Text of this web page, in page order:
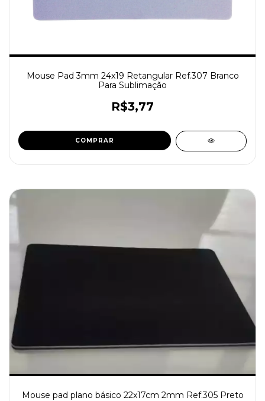
Mouse Pad 3mm 24x19 Retangular Ref.307 Branco
Para Sublimação
R$3,77
Mouse pad plano básico 22x17cm 2mm Ref.305 Preto